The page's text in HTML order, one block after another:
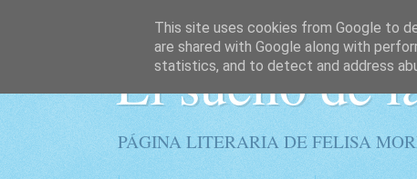
El sueño de
PÁGINA LITERARIA DE FELISA
This site uses cookies from Google to
are shared with Google along with
statistics, and to detect and address